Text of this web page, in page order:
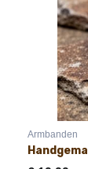
Armbanden